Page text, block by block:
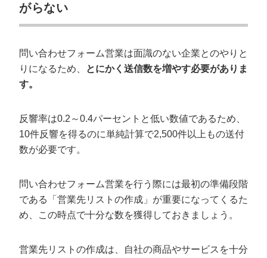
がらない
問い合わせフォーム営業は面識のない企業とのやりと
りになるため、
とにかく送信数を増やす必要がありま
す。
反響率は0.2～0.4パーセントと低い数値であるため、
10件反響を得るのに単純計算で2,500件以上もの送付
数が必要です。
問い合わせフォーム営業を行う際には最初の準備段階
である「営業先リストの作成」が重要になってくるた
め、この時点で十分な数を獲得しておきましょう。
営業先リストの作成は、自社の商品やサービスを十分